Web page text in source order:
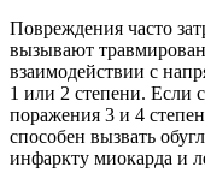
Повреждения часто
вызывают
взаимодействии с
1 или 2 степени. Если
поражения 3 и 4
способен вызвать
инфаркту миокарда и